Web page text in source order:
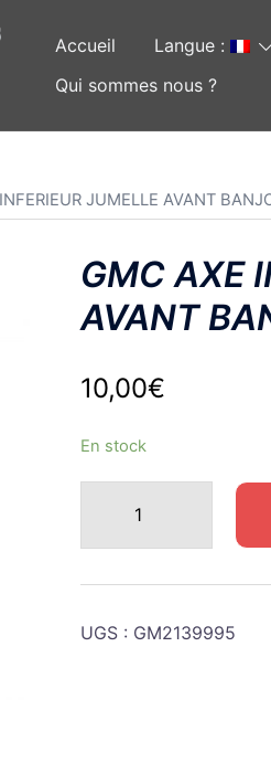
Accueil Langue :
Qui sommes nous ?
JUMELLE AVANT
GMC AXE
AVANT
10,00€
En stock
GMC
AXE
JUMELLE
UGS : GM2139995